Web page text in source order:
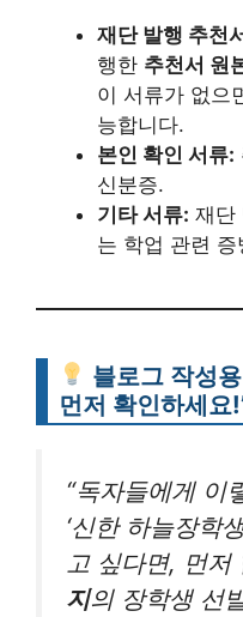
재단 발행 추천
행한 추천서 원
이 서류가 없으
능합니다.
본인 확인 서류:
신분증.
기타 서류: 재단
는 학업 관련
블로그 작성
먼저 확인하세요
“독자들에게 이
‘신한 하늘장학
고 싶다면, 먼저
지의 장학생 선